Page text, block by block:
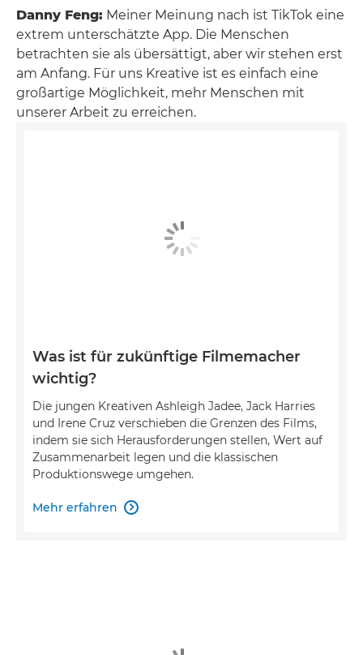
Danny Feng: Meiner Meinung nach ist TikTok eine
extrem unterschätzte App. Die Menschen
betrachten sie als übersättigt, aber wir stehen erst
am Anfang. Für uns Kreative ist es einfach eine
großartige Möglichkeit, mehr Menschen mit
unserer Arbeit zu erreichen.
Was ist für zukünftige Filmemacher
wichtig?
Die jungen Kreativen Ashleigh Jadee, Jack Harries
und Irene Cruz verschieben die Grenzen des Films,
indem sie sich Herausforderungen stellen, Wert auf
Zusammenarbeit legen und die klassischen
Produktionswege umgehen.
Mehr erfahren 